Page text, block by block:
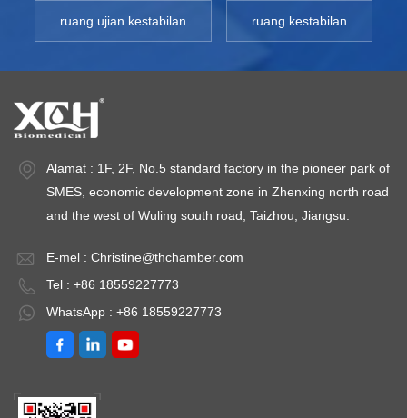
ruang ujian kestabilan ruang kestabilan
Alamat : 1F, 2F, No.5 standard factory in the pioneer park of
SMES, economic development zone in Zhenxing north road
and the west of Wuling south road, Taizhou, Jiangsu.
E-mel : Christine@thchamber.com
Tel : +86 18559227773
WhatsApp : +86 18559227773